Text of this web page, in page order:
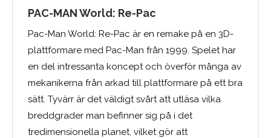
PAC-MAN World: Re-Pac
Pac-Man World: Re-Pac är en remake på en 3D-
plattformare med Pac-Man från 1999. Spelet har
en del intressanta koncept och överför många av
mekanikerna från arkad till plattformare på ett bra
sätt. Tyvärr är det väldigt svårt att utläsa vilka
breddgrader man befinner sig på i det
tredimensionella planet, vilket gör att